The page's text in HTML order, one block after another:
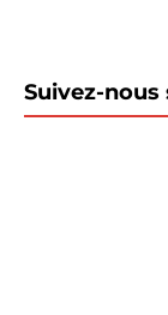
Suivez-nous